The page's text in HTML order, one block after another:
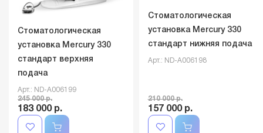
Стоматологическая
установка Mercury 330
стандарт верхняя
подача
Арт.: ND-A006199
245 000 р.
183 000 р.
Стоматологическая
установка Mercury 330
стандарт нижняя подача
Арт.: ND-A006198
210 000 р.
157 000 р.